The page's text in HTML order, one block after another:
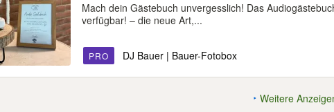
Mach dein Gästebuch unvergesslich! Das
verfügbar! – die neue Art,...
PRO DJ Bauer | Bauer-Fotobox
Weitere